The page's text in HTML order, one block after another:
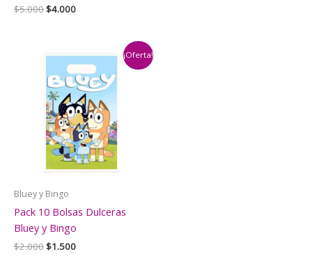
$5.000El
$5.000.
$4.000El
$4.000.
¡Oferta!
Bluey y Bingo
Pack 10 Bolsas Dulceras
Bluey y Bingo
$2.000El
$1.500El